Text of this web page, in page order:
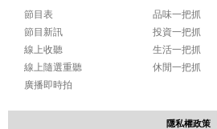
節目表
節目新訊
線上收聽
線上隨選重聽
廣播即時拍
品味一把抓
投資一把抓
生活一把抓
休閒一把抓
隱私權政策